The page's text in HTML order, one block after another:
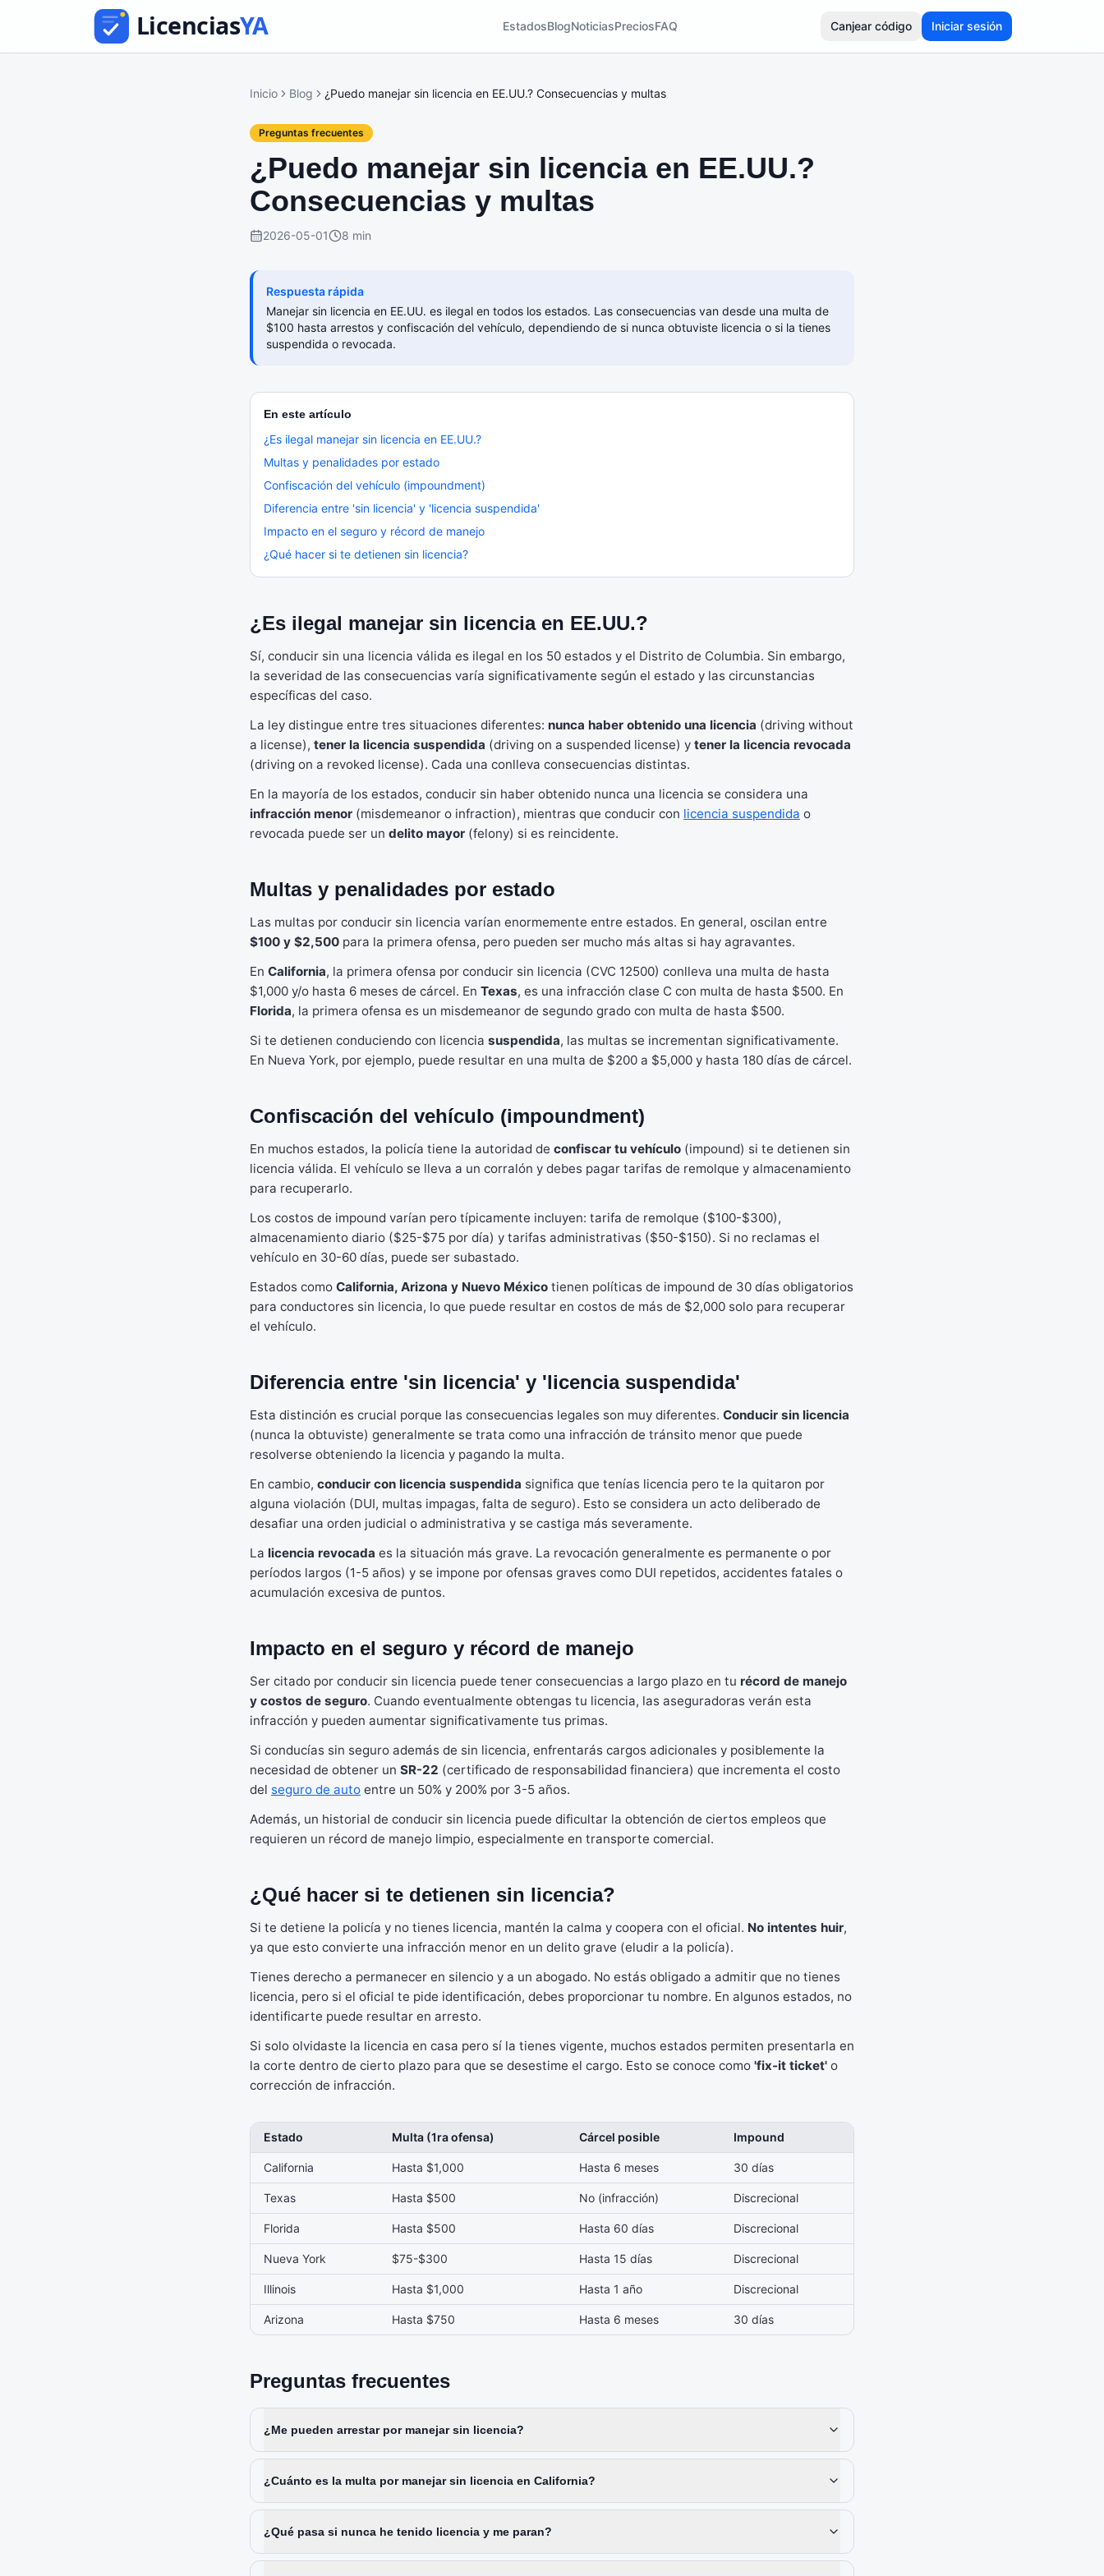
EstadosBlogNoticiasPreciosFAQ Canjear código Iniciar sesión
Inicio Blog ¿Puedo manejar sin licencia en EE.UU.? Consecuencias y multas
Preguntas frecuentes
¿Puedo manejar sin licencia en EE.UU.?
Consecuencias y multas
2026-05-01 8 min
Respuesta rápida
Manejar sin licencia en EE.UU. es ilegal en todos los estados. Las consecuencias van desde una multa de
$100 hasta arrestos y confiscación del vehículo, dependiendo de si nunca obtuviste licencia o si la tienes
suspendida o revocada.
En este artículo
¿Es ilegal manejar sin licencia en EE.UU.?
Multas y penalidades por estado
Confiscación del vehículo (impoundment)
Diferencia entre 'sin licencia' y 'licencia suspendida'
Impacto en el seguro y récord de manejo
¿Qué hacer si te detienen sin licencia?
¿Es ilegal manejar sin licencia en EE.UU.?
Sí, conducir sin una licencia válida es ilegal en los 50 estados y el Distrito de Columbia. Sin embargo,
la severidad de las consecuencias varía significativamente según el estado y las circunstancias
específicas del caso.
La ley distingue entre tres situaciones diferentes: nunca haber obtenido una licencia (driving without
a license), tener la licencia suspendida (driving on a suspended license) y tener la licencia revocada
(driving on a revoked license). Cada una conlleva consecuencias distintas.
En la mayoría de los estados, conducir sin haber obtenido nunca una licencia se considera una
infracción menor (misdemeanor o infraction), mientras que conducir con licencia suspendida o
revocada puede ser un delito mayor (felony) si es reincidente.
Multas y penalidades por estado
Las multas por conducir sin licencia varían enormemente entre estados. En general, oscilan entre
$100 y $2,500 para la primera ofensa, pero pueden ser mucho más altas si hay agravantes.
En California, la primera ofensa por conducir sin licencia (CVC 12500) conlleva una multa de hasta
$1,000 y/o hasta 6 meses de cárcel. En Texas, es una infracción clase C con multa de hasta $500. En
Florida, la primera ofensa es un misdemeanor de segundo grado con multa de hasta $500.
Si te detienen conduciendo con licencia suspendida, las multas se incrementan significativamente.
En Nueva York, por ejemplo, puede resultar en una multa de $200 a $5,000 y hasta 180 días de cárcel.
Confiscación del vehículo (impoundment)
En muchos estados, la policía tiene la autoridad de confiscar tu vehículo (impound) si te detienen sin
licencia válida. El vehículo se lleva a un corralón y debes pagar tarifas de remolque y almacenamiento
para recuperarlo.
Los costos de impound varían pero típicamente incluyen: tarifa de remolque ($100-$300),
almacenamiento diario ($25-$75 por día) y tarifas administrativas ($50-$150). Si no reclamas el
vehículo en 30-60 días, puede ser subastado.
Estados como California, Arizona y Nuevo México tienen políticas de impound de 30 días obligatorios
para conductores sin licencia, lo que puede resultar en costos de más de $2,000 solo para recuperar
el vehículo.
Diferencia entre 'sin licencia' y 'licencia suspendida'
Esta distinción es crucial porque las consecuencias legales son muy diferentes. Conducir sin licencia
(nunca la obtuviste) generalmente se trata como una infracción de tránsito menor que puede
resolverse obteniendo la licencia y pagando la multa.
En cambio, conducir con licencia suspendida significa que tenías licencia pero te la quitaron por
alguna violación (DUI, multas impagas, falta de seguro). Esto se considera un acto deliberado de
desafiar una orden judicial o administrativa y se castiga más severamente.
La licencia revocada es la situación más grave. La revocación generalmente es permanente o por
períodos largos (1-5 años) y se impone por ofensas graves como DUI repetidos, accidentes fatales o
acumulación excesiva de puntos.
Impacto en el seguro y récord de manejo
Ser citado por conducir sin licencia puede tener consecuencias a largo plazo en tu récord de manejo
y costos de seguro. Cuando eventualmente obtengas tu licencia, las aseguradoras verán esta
infracción y pueden aumentar significativamente tus primas.
Si conducías sin seguro además de sin licencia, enfrentarás cargos adicionales y posiblemente la
necesidad de obtener un SR-22 (certificado de responsabilidad financiera) que incrementa el costo
del seguro de auto entre un 50% y 200% por 3-5 años.
Además, un historial de conducir sin licencia puede dificultar la obtención de ciertos empleos que
requieren un récord de manejo limpio, especialmente en transporte comercial.
¿Qué hacer si te detienen sin licencia?
Si te detiene la policía y no tienes licencia, mantén la calma y coopera con el oficial. No intentes huir,
ya que esto convierte una infracción menor en un delito grave (eludir a la policía).
Tienes derecho a permanecer en silencio y a un abogado. No estás obligado a admitir que no tienes
licencia, pero si el oficial te pide identificación, debes proporcionar tu nombre. En algunos estados, no
identificarte puede resultar en arresto.
Si solo olvidaste la licencia en casa pero sí la tienes vigente, muchos estados permiten presentarla en
la corte dentro de cierto plazo para que se desestime el cargo. Esto se conoce como 'fix-it ticket' o
corrección de infracción.
Estado Multa (1ra ofensa) Cárcel posible Impound
California Hasta $1,000 Hasta 6 meses 30 días
Texas Hasta $500 No (infracción) Discrecional
Florida Hasta $500 Hasta 60 días Discrecional
Nueva York $75-$300 Hasta 15 días Discrecional
Illinois Hasta $1,000 Hasta 1 año Discrecional
Arizona Hasta $750 Hasta 6 meses 30 días
Preguntas frecuentes
¿Me pueden arrestar por manejar sin licencia?
¿Cuánto es la multa por manejar sin licencia en California?
¿Qué pasa si nunca he tenido licencia y me paran?